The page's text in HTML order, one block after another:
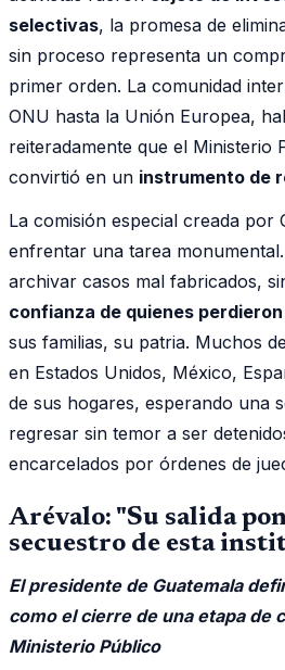
selectivas, la promesa de
sin proceso representa un
primer orden. La comunidad
ONU hasta la Unión Europea,
reiteradamente que el Ministerio
convirtió en un instrumento de
La comisión especial creada por
enfrentar una tarea
archivar casos mal fabricados,
confianza de quienes
sus familias, su patria. Muchos
en Estados Unidos, México,
de sus hogares, esperando una
regresar sin temor a ser
encarcelados por órdenes de
Arévalo: "Su salida
secuestro de esta
El presidente de Guatemala
como el cierre de una etapa de
Ministerio Público